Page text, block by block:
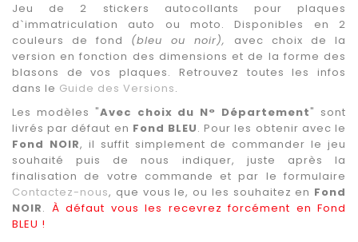
Jeu de 2 stickers autocollants pour plaques
d`immatriculation auto ou moto. Disponibles en 2
couleurs de fond (bleu ou noir), avec choix de la
version en fonction des dimensions et de la forme des
blasons de vos plaques. Retrouvez toutes les infos
dans le Guide des Versions.
Les modèles "Avec choix du N° Département" sont
livrés par défaut en Fond BLEU. Pour les obtenir avec le
Fond NOIR, il suffit simplement de commander le jeu
souhaité puis de nous indiquer, juste après la
finalisation de votre commande et par le formulaire
Contactez-nous, que vous le, ou les souhaitez en Fond
NOIR. À défaut vous les recevrez forcément en Fond
BLEU !